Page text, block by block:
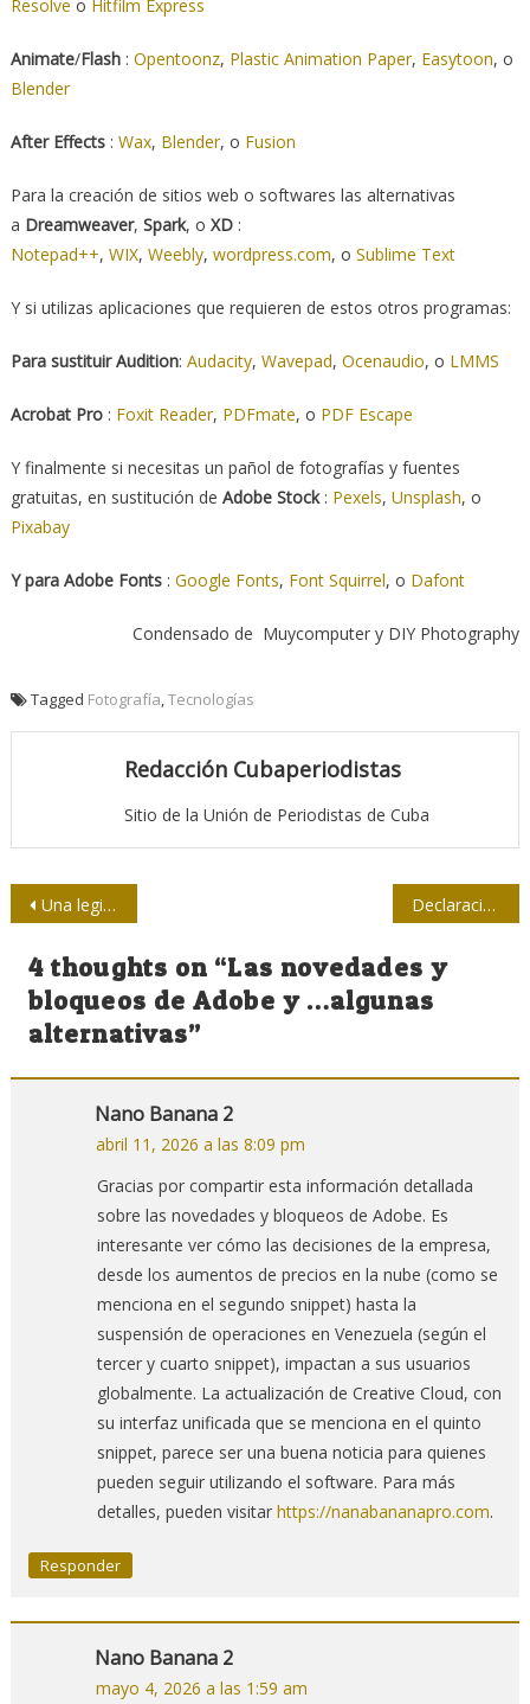
Resolve o Hitfilm Express
Animate/Flash: Opentoonz, Plastic Animation Paper, Easytoon, o
Blender
After Effects: Wax, Blender, o Fusion
Para la creación de sitios web o softwares las alternativas
a Dreamweaver, Spark, o XD:
Notepad++, WIX, Weebly, wordpress.com, o Sublime Text
Y si utilizas aplicaciones que requieren de estos otros programas:
Para sustituir Audition: Audacity, Wavepad, Ocenaudio, o LMMS
Acrobat Pro: Foxit Reader, PDFmate, o PDF Escape
Y finalmente si necesitas un pañol de fotografías y fuentes
gratuitas, en sustitución de Adobe Stock: Pexels, Unsplash, o
Pixabay
Y para Adobe Fonts: Google Fonts, Font Squirrel, o Dafont
Condensado de Muycomputer y DIY Photography
Tagged Fotografía Tecnologías
Redacción Cubaperiodistas
Sitio de la Unión de Periodistas de Cuba
Navegación
de
entradas
Una legislatura que no viene a prometer, sino a cumplir Declaración de la Unión de Periodistas de Cuba: Ni la NED, ni Soros, ni la OEA
4 thoughts on “Las novedades y
bloqueos de Adobe y …algunas
alternativas”
Nano Banana 2
abril 11, 2026 a las 8:09 pm
Gracias por compartir esta información detallada
sobre las novedades y bloqueos de Adobe. Es
interesante ver cómo las decisiones de la empresa,
desde los aumentos de precios en la nube (como se
menciona en el segundo snippet) hasta la
suspensión de operaciones en Venezuela (según el
tercer y cuarto snippet), impactan a sus usuarios
globalmente. La actualización de Creative Cloud, con
su interfaz unificada que se menciona en el quinto
snippet, parece ser una buena noticia para quienes
pueden seguir utilizando el software. Para más
detalles, pueden visitar https://nanabananapro.com.
Responder
Nano Banana 2
mayo 4, 2026 a las 1:59 am